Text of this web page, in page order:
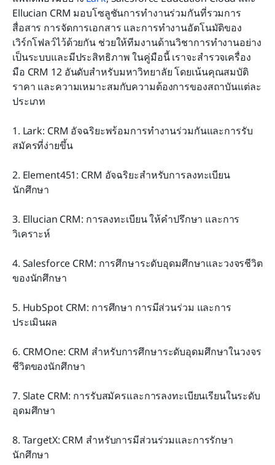
Ellucian CRM มอบโซลูชันการทำงานร่วมกันที่รวมการ
สื่อสาร การจัดการเอกสาร และการทำงานอัตโนมัติของ
เวิร์กโฟลว์ไว้ด้วยกัน ช่วยให้ทีมงานด้านวิชาการทำงานอย่าง
เป็นระบบและมีประสิทธิภาพ ในคู่มือนี้ เราจะสำรวจเครื่อง
มือ CRM 12 อันดับสำหรับมหาวิทยาลัย โดยเน้นคุณสมบัติ
ราคา และความเหมาะสมกับความต้องการของสถาบันแต่ละ
ประเภท
1. Lark: CRM อัจฉริยะพร้อมการทำงานร่วมกันและการรับ
สมัครที่ง่ายขึ้น
2. Element451: CRM อัจฉริยะสำหรับการลงทะเบียน
นักศึกษา
3. Ellucian CRM: การลงทะเบียน ให้คำปรึกษา และการ
วิเคราะห์
4. Salesforce CRM: การศึกษาระดับอุดมศึกษาและวงจรชีวิต
ของนักศึกษา
5. HubSpot CRM: การศึกษา การมีส่วนร่วม และการ
ประเมินผล
6. CRMOne: CRM สำหรับการศึกษาระดับอุดมศึกษาในวงจร
ชีวิตของนักศึกษา
7. Slate CRM: การรับสมัครและการลงทะเบียนเรียนในระดับ
อุดมศึกษา
8. TargetX: CRM สำหรับการมีส่วนร่วมและการรักษา
นักศึกษา